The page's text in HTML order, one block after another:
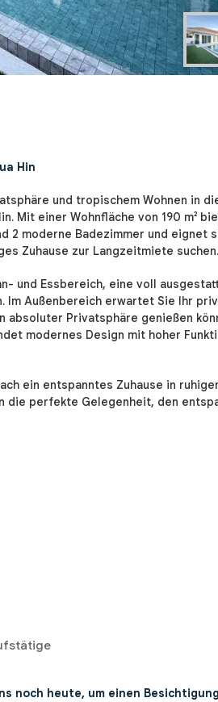
Hin
und tropischem Wohnen in
Mit einer Wohnfläche von 190 m²
2 moderne Badezimmer und eignet
Zuhause zur Langzeitmiete suchen.
und Essbereich, eine voll
Im Außenbereich erwartet Sie Ihr
absoluter Privatsphäre genießen
modernes Design mit hoher
ein entspanntes Zuhause in ruhiger
die perfekte Gelegenheit, den
noch heute, um einen